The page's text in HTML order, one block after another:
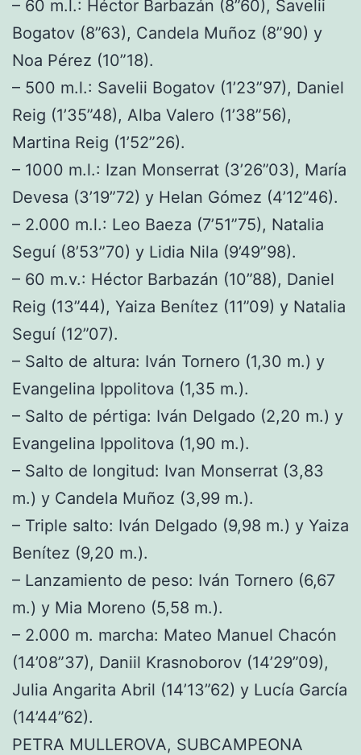
– 60 m.l.: Héctor Barbazán (8”60), Savelii
Bogatov (8”63), Candela Muñoz (8”90) y
Noa Pérez (10”18).
– 500 m.l.: Savelii Bogatov (1’23”97), Daniel
Reig (1’35”48), Alba Valero (1’38”56),
Martina Reig (1’52”26).
– 1000 m.l.: Izan Monserrat (3’26”03), María
Devesa (3’19”72) y Helan Gómez (4’12”46).
– 2.000 m.l.: Leo Baeza (7’51”75), Natalia
Seguí (8’53”70) y Lidia Nila (9’49”98).
– 60 m.v.: Héctor Barbazán (10”88), Daniel
Reig (13”44), Yaiza Benítez (11”09) y Natalia
Seguí (12”07).
– Salto de altura: Iván Tornero (1,30 m.) y
Evangelina Ippolitova (1,35 m.).
– Salto de pértiga: Iván Delgado (2,20 m.) y
Evangelina Ippolitova (1,90 m.).
– Salto de longitud: Ivan Monserrat (3,83
m.) y Candela Muñoz (3,99 m.).
– Triple salto: Iván Delgado (9,98 m.) y Yaiza
Benítez (9,20 m.).
– Lanzamiento de peso: Iván Tornero (6,67
m.) y Mia Moreno (5,58 m.).
– 2.000 m. marcha: Mateo Manuel Chacón
(14’08”37), Daniil Krasnoborov (14’29”09),
Julia Angarita Abril (14’13”62) y Lucía García
(14’44”62).
PETRA MULLEROVA, SUBCAMPEONA